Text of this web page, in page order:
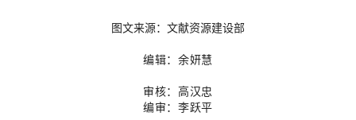
图文来源：文献资源建设部
编辑：余妍慧
审核：高汉忠
编审：李跃平